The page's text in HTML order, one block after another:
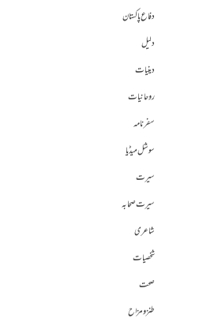
دفاع پاکستان
دلیل
دینیات
روحانیات
سفرنامہ
سوشل میڈیا
سیرت
سیرت صحابہ
شاعری
شخصیات
صحت
طنز و مزاح